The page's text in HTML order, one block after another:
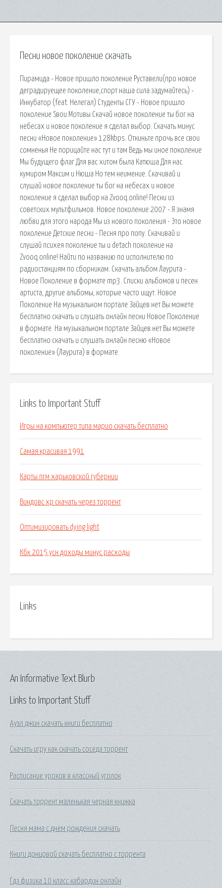
Песни новое поколение скачать
Пирамида - Новое пришло поколение Руставели(про новое
деградируещее поколение,спорт наша сила.задумайтесь) -
Инкубатор (feat. Нелегал) Студенты СГУ - Новое пришло
поколение Sвои Мотивы Скачай новое поколение ты бог на
небесах и новое поколение я сделал выбор. Скачать минус
песни «Новое поколение» 128kbps. Откиньте прочь все свои
сомненья Не порицайте нас тут и там Ведь мы иное поколение
Мы будущего флаг Для вас хитом была Катюша Для нас
кумиром Максим и Нюша Но тем неимение. Скачивай и
слушай новое поколение ты бог на небесах и новое
поколение я сделал выбор на Zvooq.online! Песни из
советских мультфильмов. Новое поколение 2007 - Я знамя
любви для этого народа Мы из нового поколения - Это новое
поколение Детские песни - Песня про попу. Скачивай и
слушай психея поколение ты и detach поколение на
Zvooq.online! Найти по названию по исполнителю по
радиостанциям по сборникам. Скачать альбом Лаурита -
Новое Поколение в формате mp3. Списки альбомов и песен
артиста, другие альбомы, которые часто ищут. Новое
Поколение На музыкальном портале Зайцев.нет Вы можете
бесплатно скачать и слушать онлайн песни Новое Поколение
в формате. На музыкальном портале Зайцев.нет Вы можете
бесплатно скачать и слушать онлайн песню «Новое
поколение» (Лаурита) в формате.
Links to Important Stuff
Игры на компьютер типа марио скачать бесплатно
Самая красивая 1991
Карты пгм харьковской губернии
Виндовс хр скачать через торрент
Оптимизировать dying light
Кбк 2015 усн доходы минус расходы
Links
Links to Important Stuff
Ауэл джин скачать книги бесплатно
Скачать игру как скачать соседа торрент
Расписание уроков в классный уголок
Скачать торрент маленькая черная книжка
Песня мама с днем рождения скачать
Книги донцовой скачать бесплатно с торрента
Гдз физика 10 класс кабардин онлайн
An Informative Text Blurb